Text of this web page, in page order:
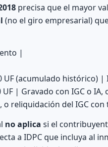
precisa que el mayor
(no el giro empresarial)
|
UF (acumulado histórico)
UF | Gravado con IGC o
reliquidación del IGC con
no aplica si el
a IDPC que incluya al